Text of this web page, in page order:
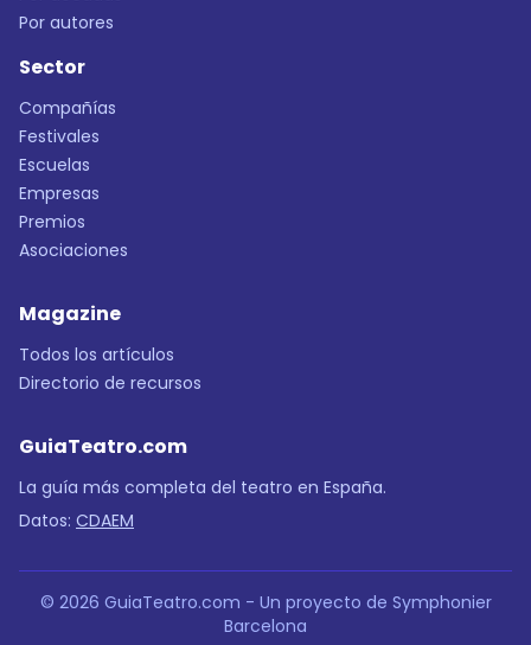
Por autores
Sector
Compañías
Festivales
Escuelas
Empresas
Premios
Asociaciones
Magazine
Todos los artículos
Directorio de recursos
GuiaTeatro.com
La guía más completa del teatro en España.
Datos: CDAEM
© 2026 GuiaTeatro.com - Un proyecto de Symphonier
Barcelona